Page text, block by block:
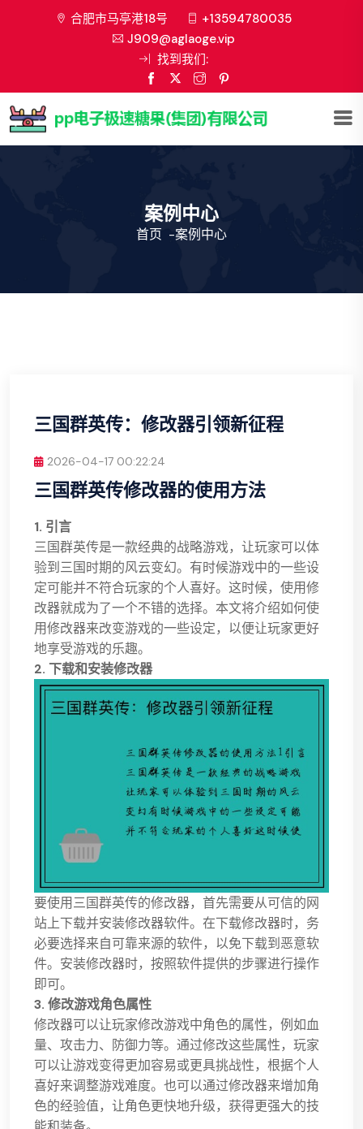
合肥市马亭港18号
+13594780035
J909@aglaoge.vip
找到我们:
案例中心
首页 -案例中心
三国群英传：修改器引领新征程
2026-04-17 00:22:24
三国群英传修改器的使用方法
1. 引言
三国群英传是一款经典的战略游戏，让玩家可以体
验到三国时期的风云变幻。有时候游戏中的一些设
定可能并不符合玩家的个人喜好。这时候，使用修
改器就成为了一个不错的选择。本文将介绍如何使
用修改器来改变游戏的一些设定，以便让玩家更好
地享受游戏的乐趣。
2. 下载和安装修改器
要使用三国群英传的修改器，首先需要从可信的网
站上下载并安装修改器软件。在下载修改器时，务
必要选择来自可靠来源的软件，以免下载到恶意软
件。安装修改器时，按照软件提供的步骤进行操作
即可。
3. 修改游戏角色属性
修改器可以让玩家修改游戏中角色的属性，例如血
量、攻击力、防御力等。通过修改这些属性，玩家
可以让游戏变得更加容易或更具挑战性，根据个人
喜好来调整游戏难度。也可以通过修改器来增加角
色的经验值，让角色更快地升级，获得更强大的技